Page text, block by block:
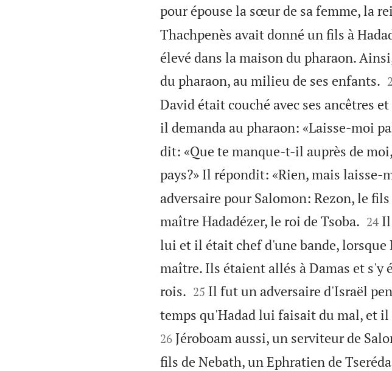
pour épouse la sœur de sa femme, la
Thachpenès avait donné un fils à
élevé dans la maison du pharaon.
du pharaon, au milieu de ses enfants.
David était couché avec ses ancêtres
il demanda au pharaon: «Laisse-moi
dit: «Que te manque-t-il auprès de
pays?» Il répondit: «Rien, mais laisse-
adversaire pour Salomon: Rezon, le
maître Hadadézer, le roi de Tsoba.
24 Il
lui et il était chef d'une bande, lorsque
maître. Ils étaient allés à Damas et
rois.
25 Il fut un adversaire d'Israël
temps qu'Hadad lui faisait du mal, et
26 Jéroboam aussi, un serviteur de
fils de Nebath, un Ephratien de